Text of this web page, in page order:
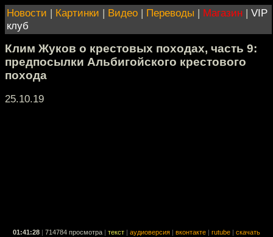
Новости | Картинки | Видео | Переводы | Магазин | VIP
клуб
Клим Жуков о крестовых походах, часть 9:
предпосылки Альбигойского крестового
похода
25.10.19
01:41:28 714784 просмотра текст аудиоверсия вконтакте rutube скачать